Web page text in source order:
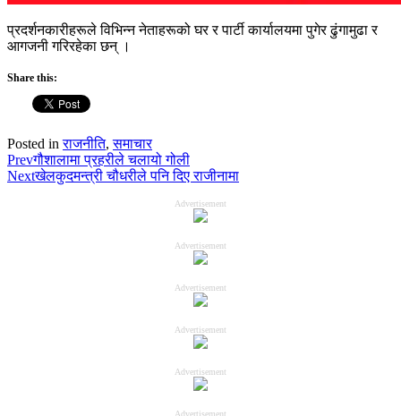
प्रदर्शनकारीहरूले विभिन्न नेताहरूको घर र पार्टी कार्यालयमा पुगेर ढुंगामुढा र
आगजनी गरिरहेका छन् ।
Share this:
Posted inराजनीति,समाचार
Prevगौशालामा प्रहरीले चलायो गोली
Nextखेलकुदमन्त्री चौधरीले पनि दिए राजीनामा
Advertisement
Advertisement
Advertisement
Advertisement
Advertisement
Advertisement